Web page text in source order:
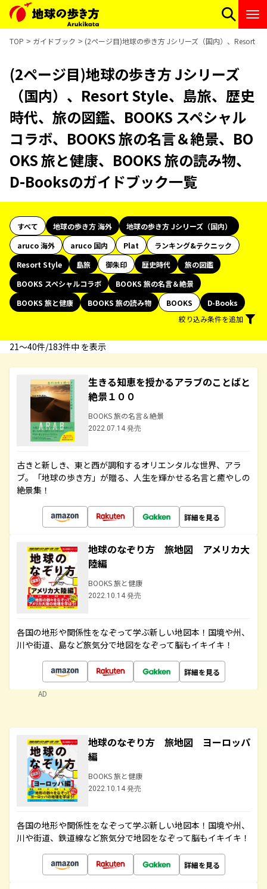
TOP ガイドブック (2ページ目)地球の歩き方 Jシリーズ（国内）、Resort
(2ページ目)地球の歩き方 Jシリーズ
（国内）、Resort Style、島旅、歴史
時代、旅の図鑑、BOOKS スペシャル
コラボ、BOOKS 旅の名言＆絶景、BO
OKS 旅と健康、BOOKS 旅の読み物、
D-Booksのガイドブック一覧
すべて 地球の歩き方 海外
地球の歩き方 Jシリーズ（国内）
aruco 海外
aruco 国内 Plat
ランキング&テクニック
Resort Style
島旅 御朱印 歴史時代
旅の図鑑
BOOKS スペシャルコラボ
BOOKS 旅の名言＆絶景
BOOKS 旅と健康
BOOKS 旅の読み物 BOOKS
D-Books
絞り込み条件を追加
21〜40件/183件中 を表示
生きる知恵を授かるアラブのことばと
絶景１００
BOOKS 旅の名言＆絶景
2022.07.14 発売
古きと新しき、東と西が調和するオリエンタルな世界、アラ
ブ。「地球の歩き方」が贈る、人生を輝かせる名言と癒やしの
絶景集！
詳細を見る
地球のなぞり方 旅地図 アメリカ大
陸編
BOOKS 旅と健康
2022.10.14 発売
各国の地形や関係性をなぞって学ぶ新しい地図本！国境や州、
川や街道、島など旅気分で地図をなぞって脳もイキイキ！
詳細を見る
AD
地球のなぞり方 旅地図 ヨーロッパ
編
BOOKS 旅と健康
2022.10.14 発売
各国の地形や関係性をなぞって学ぶ新しい地図本！国境や州、
川や街道、鉄道線など旅気分で地図をなぞって脳もイキイキ！
詳細を見る